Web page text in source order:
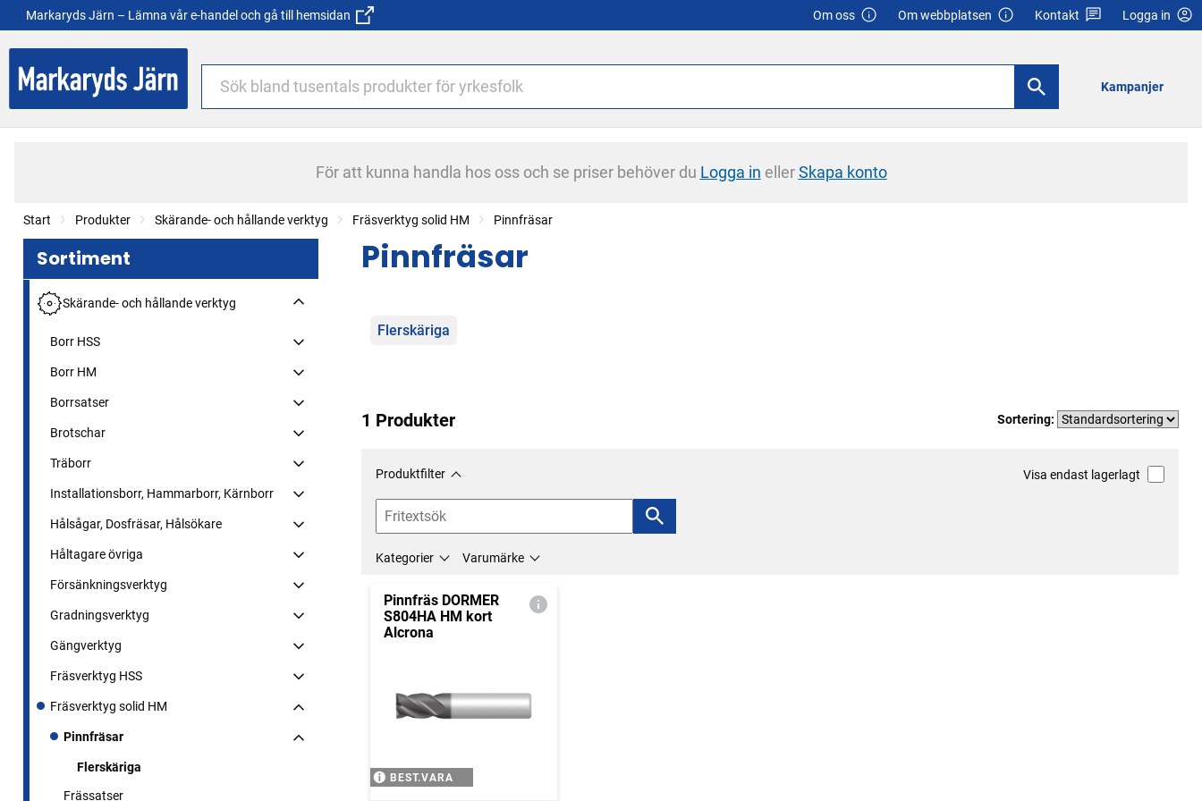
Markaryds Järn – Lämna vår e-handel och gå till hemsidan Om oss Om webbplatsen Kontakt Logga in
Kampanjer
För att kunna handla hos oss och se priser behöver du Logga in ellerSkapa konto
Start Produkter Skärande- och hållande verktyg Fräsverktyg solid HM Pinnfräsar
Sortiment
Skärande- och hållande verktyg
Borr HSS
Borr HM
Borrsatser
Brotschar
Träborr
Installationsborr, Hammarborr, Kärnborr
Hålsågar, Dosfräsar, Hålsökare
Håltagare övriga
Försänkningsverktyg
Gradningsverktyg
Gängverktyg
Fräsverktyg HSS
Fräsverktyg solid HM
Pinnfräsar
Flerskäriga
Frässatser
Pinnfräsar
Kategorier
Flerskäriga
1 Produkter Sortering:
Produktfilter Visa endast lagerlagt
Kategorier Varumärke
Pinnfräs DORMER
S804HA HM kort
Alcrona
BEST.VARA